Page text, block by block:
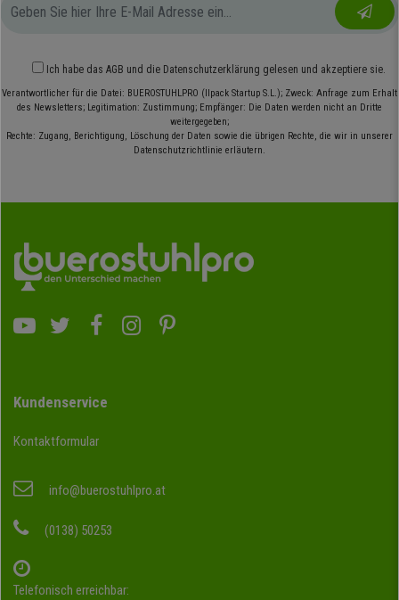
Ich habe das AGB und die Datenschutzerklärung gelesen und akzeptiere sie.
Verantwortlicher für die Datei: BUEROSTUHLPRO (Ilpack Startup S.L.); Zweck: Anfrage zum Erhalt
des Newsletters; Legitimation: Zustimmung; Empfänger: Die Daten werden nicht an Dritte
weitergegeben;
Rechte: Zugang, Berichtigung, Löschung der Daten sowie die übrigen Rechte, die wir in unserer
Datenschutzrichtlinie erläutern.
Kundenservice
Kontaktformular
info@buerostuhlpro.at
(0138) 50253
Telefonisch erreichbar: